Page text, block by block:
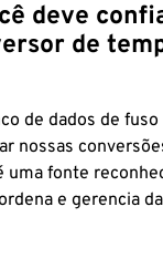
deve
de
de dados de
nossas
uma fonte
e gerencia